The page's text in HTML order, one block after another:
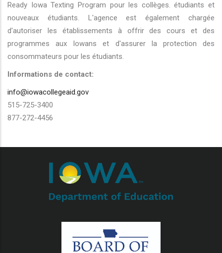
Ready Iowa Texting Program pour les collèges. étudiants et
nouveaux étudiants. L'agence est également chargée
d'autoriser les établissements à offrir des cours et des
programmes aux Iowans et d'assurer la protection des
consommateurs pour les étudiants.
Informations de contact:
info@iowacollegeaid.gov
515-725-3400
877-272-4456